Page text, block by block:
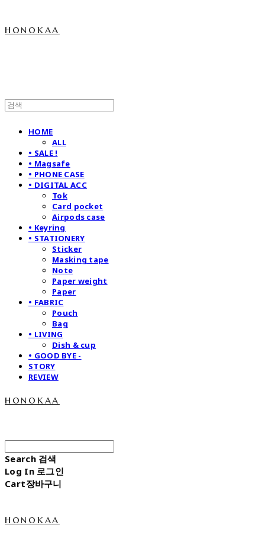
honokaa
HOME
ALL
• SALE !
• Magsafe
• PHONE CASE
• DIGITAL ACC
Tok
Card pocket
Airpods case
• Keyring
• STATIONERY
Sticker
Masking tape
Note
Paper weight
Paper
• FABRIC
Pouch
Bag
• LIVING
Dish & cup
• GOOD BYE -
STORY
REVIEW
honokaa
Search 검색
Log In 로그인
Cart장바구니
honokaa